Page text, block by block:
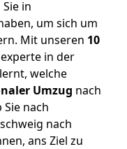
in
um sich um
Mit unseren 10
in der
welche
Umzug nach
nach
nach
ans Ziel zu